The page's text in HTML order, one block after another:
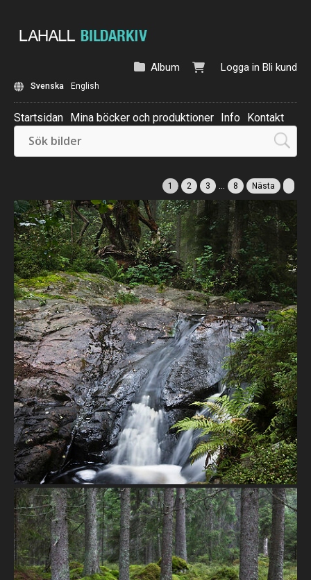
Logga in Bli kund
Album
Svenska English
Startsidan Mina böcker och produktioner Info Kontakt
Beställ: Kalender 2025
1 2 3 ... 8 Nästa